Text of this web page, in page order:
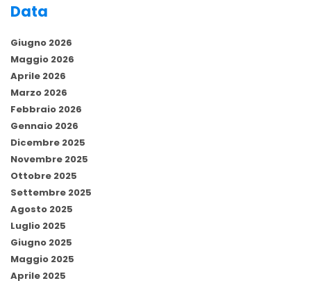
Data
Giugno 2026
Maggio 2026
Aprile 2026
Marzo 2026
Febbraio 2026
Gennaio 2026
Dicembre 2025
Novembre 2025
Ottobre 2025
Settembre 2025
Agosto 2025
Luglio 2025
Giugno 2025
Maggio 2025
Aprile 2025